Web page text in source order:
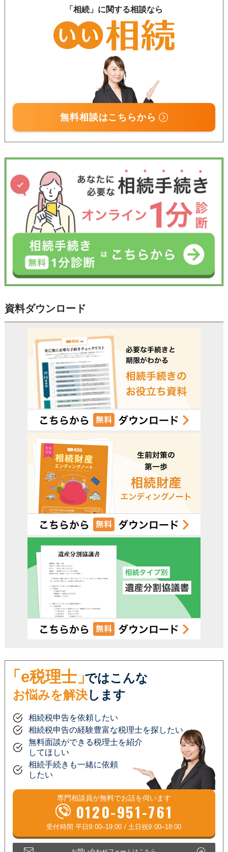
「相続」に関する相談なら
無料相談はこちらから
資料ダウンロード
「e税理士」ではこんな
お悩みを解決します
相続税申告を依頼したい
相続税申告の経験豊富な税理士を探したい
無料面談ができる税理士を紹介
してほしい
相続手続きも一緒に依頼
したい
専門相談員が無料でお話を伺います
0120-951-761